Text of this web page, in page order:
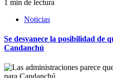
1 min de lectura
Noticias
Se desvanece la posibilidad de
Candanchú